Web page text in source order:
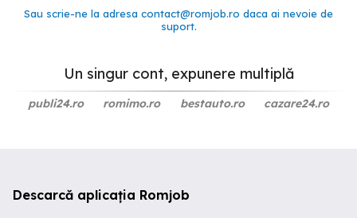
Sau scrie-ne la adresa contact@romjob.ro daca ai nevoie de
suport.
Un singur cont, expunere multiplă
publi24.ro romimo.ro bestauto.ro cazare24.ro
Descarcă aplicația Romjob